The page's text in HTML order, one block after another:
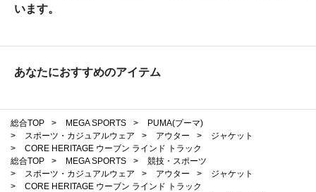
います。
あなたにおすすめのアイテム
総合TOP > MEGA SPORTS >
PUMA(プーマ)
>
スポーツ・カジュアルウェア > アウター >
ジャケット
>
CORE HERITAGE ウーブン ラインド トラック
総合TOP
> MEGA SPORTS >
競技・スポーツ
>
スポーツ・カジュアルウェア > アウター >
ジャケット
>
CORE HERITAGE ウーブン ラインド トラック